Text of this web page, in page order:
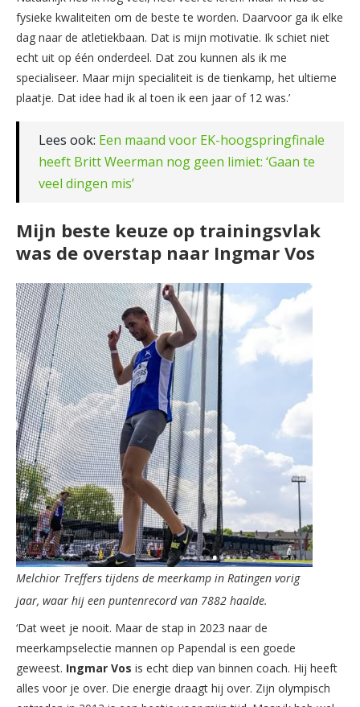
fysieke kwaliteiten om de beste te worden. Daarvoor ga ik elke
dag naar de atletiekbaan. Dat is mijn motivatie. Ik schiet niet
echt uit op één onderdeel. Dat zou kunnen als ik me
specialiseer. Maar mijn specialiteit is de tienkamp, het ultieme
plaatje. Dat idee had ik al toen ik een jaar of 12 was.’
Lees ook: Een maand voor EK-hoogspringfinale
heeft Britt Weerman nog geen limiet: ‘Gaan te
veel dingen mis’
Mijn beste keuze op trainingsvlak
was de overstap naar Ingmar Vos
Melchior Treffers tijdens de meerkamp in Ratingen vorig
jaar, waar hij een puntenrecord van 7882 haalde.
‘Dat weet je nooit. Maar de stap in 2023 naar de
meerkampselectie mannen op Papendal is een goede
geweest. Ingmar Vos is echt diep van binnen coach. Hij heeft
alles voor je over. Die energie draagt hij over. Zijn olympisch